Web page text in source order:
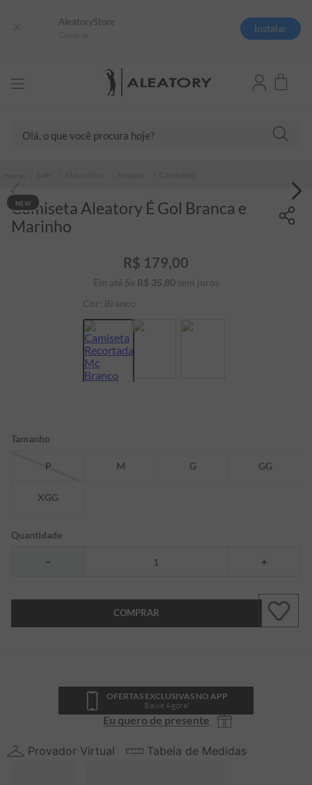
AleatoryStore
Instalar
NEW
Camiseta Aleatory É Gol Branca e
Marinho
R$ 179,00
Em até 5x R$ 35,80 sem juros
Cor: Branco
Tamanho
P M G GG
XGG
Quantidade
＋
－
COMPRAR
OFERTAS EXCLUSIVAS NO APP
Baixe Agora!
Eu quero de presente
Provador Virtual Tabela de Medidas
2 º
camiseta listrada
4º
camiseta
5º
pima
bermuda